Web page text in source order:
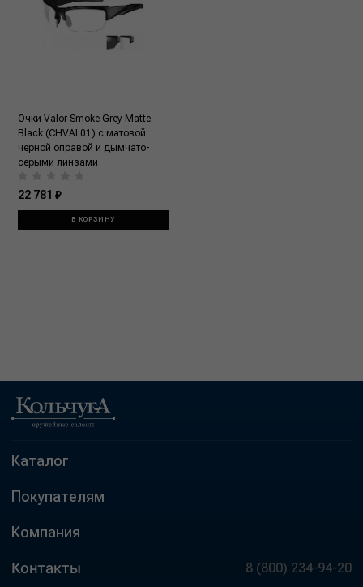
Очки Valor Smoke Grey Matte
Black (CHVAL01) с матовой
черной оправой и дымчато-
серыми линзами
22 781 ₽
В КОРЗИНУ
Каталог
Покупателям
Компания
Контакты 8 (800) 234-94-20